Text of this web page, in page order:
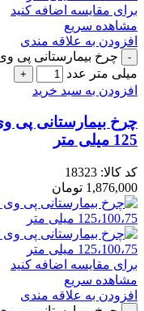
برای مقایسه اضافه کنید
مشاهده سریع
افزودن به علاقه مندی
میلی متر عدد
افزودن به سبد خرید
چرخ بیمارستانی پی
125 میلی متر
کد کالا: 18323
1,876,000 تومان
برای مقایسه اضافه کنید
مشاهده سریع
افزودن به علاقه مندی